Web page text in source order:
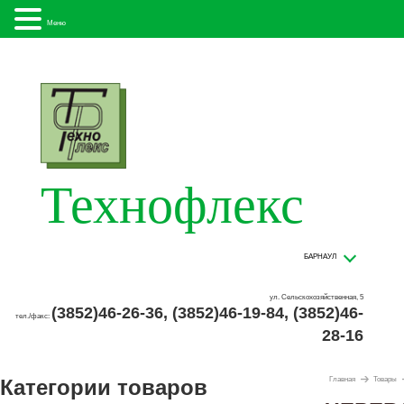
Технофлекс
БАРНАУЛ
ул. Сельскохозяйственная, 5
тел./факс: (3852)46-26-36, (3852)46-19-84, (3852)46-
28-16
Категории товаров Главная Товары
Меню